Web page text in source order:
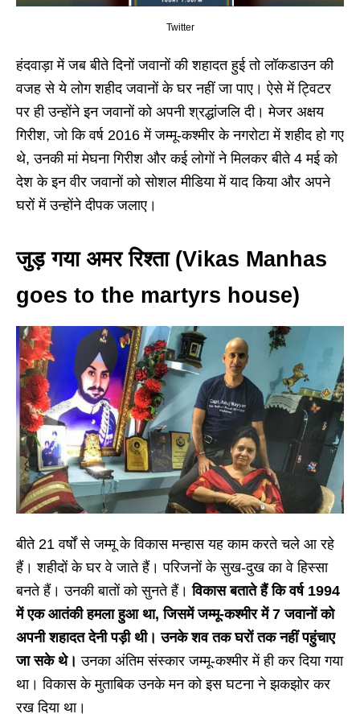
Twitter
हंदवाड़ा में जब बीते दिनों जवानों की शहादत हुई तो लॉकडाउन की
वजह से ये लोग शहीद जवानों के घर नहीं जा पाए। ऐसे में ट्विटर
पर ही उन्होंने इन जवानों को अपनी श्रद्धांजलि दी। मेजर अक्षय
गिरीश, जो कि वर्ष 2016 में जम्मू-कश्मीर के नगरोटा में शहीद हो गए
थे, उनकी मां मेघना गिरीश और कई लोगों ने मिलकर बीते 4 मई को
देश के इन वीर जवानों को सोशल मीडिया में याद किया और अपने
घरों में उन्होंने दीपक जलाए।
जुड़ गया अमर रिश्ता (Vikas Manhas
goes to the martyrs house)
बीते 21 वर्षों से जम्मू के विकास मन्हास यह काम करते चले आ रहे
हैं। शहीदों के घर वे जाते हैं। परिजनों के सुख-दुख का वे हिस्सा
बनते हैं। उनकी बातों को सुनते हैं।विकास बताते हैं कि वर्ष 1994
में एक आतंकी हमला हुआ था, जिसमें जम्मू-कश्मीर में 7 जवानों को
अपनी शहादत देनी पड़ी थी। उनके शव तक घरों तक नहीं पहुंचाए
जा सके थे। उनका अंतिम संस्कार जम्मू-कश्मीर में ही कर दिया गया
था। विकास के मुताबिक उनके मन को इस घटना ने झकझोर कर
रख दिया था।